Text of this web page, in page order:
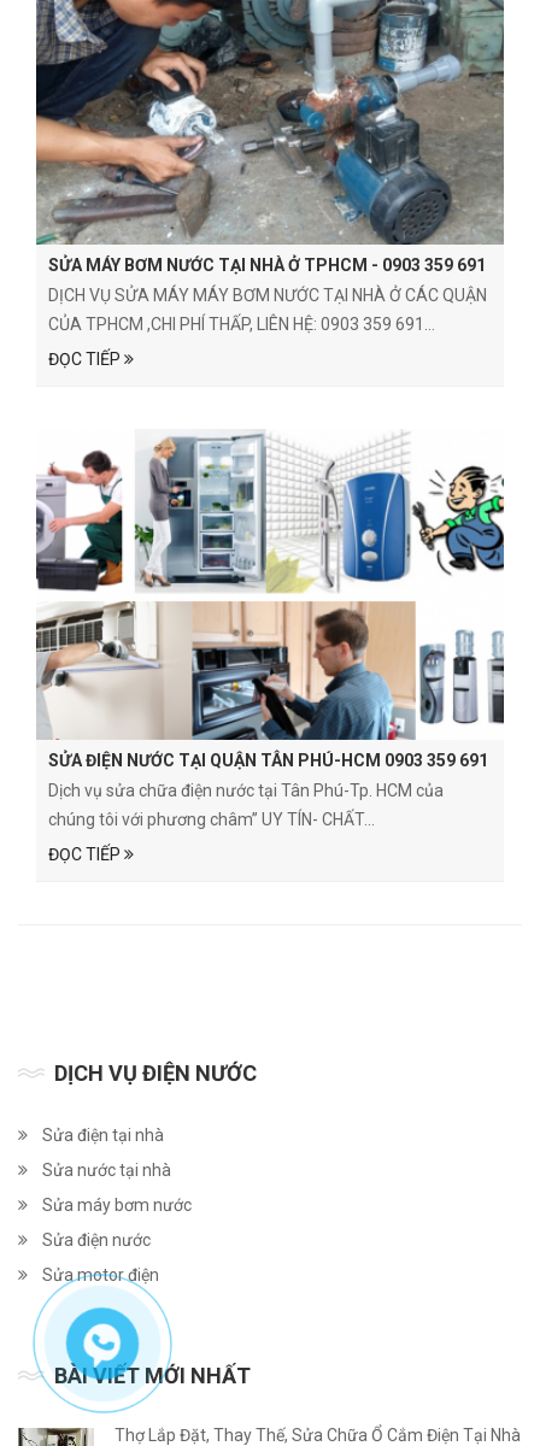
SỬA MÁY BƠM NƯỚC TẠI NHÀ Ở TPHCM - 0903 359 691
DỊCH VỤ SỬA MÁY MÁY BƠM NƯỚC TẠI NHÀ Ở CÁC QUẬN
CỦA TPHCM ,CHI PHÍ THẤP, LIÊN HỆ: 0903 359 691...
ĐỌC TIẾP
SỬA ĐIỆN NƯỚC TẠI QUẬN TÂN PHÚ-HCM 0903 359 691
Dịch vụ sửa chữa điện nước tại Tân Phú-Tp. HCM của
chúng tôi với phương châm” UY TÍN- CHẤT...
ĐỌC TIẾP
DỊCH VỤ ĐIỆN NƯỚC
Sửa điện tại nhà
Sửa nước tại nhà
Sửa máy bơm nước
Sửa điện nước
Sửa motor điện
BÀI VIẾT MỚI NHẤT
Thợ Lắp Đặt, Thay Thế, Sửa Chữa Ổ Cắm Điện Tại Nhà